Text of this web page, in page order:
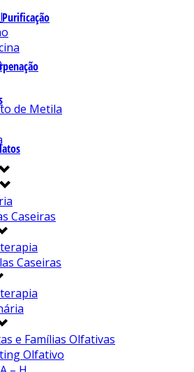
de Metila
Caseiras
Caseiras
e Famílias Olfativas
Olfativo